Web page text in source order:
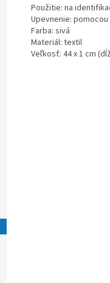
Použitie: na
Upevnenie:
Farba: sivá
Materiál: textil
Veľkosť: 44 x 1 cm